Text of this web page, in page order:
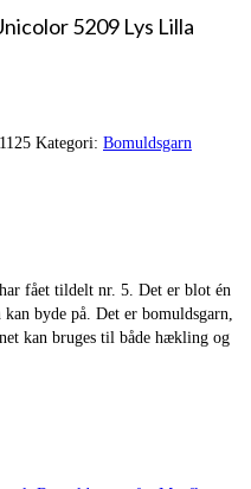
5209 Lys Lilla
Kategori: Bomuldsgarn
fået tildelt nr. 5. Det er blot én
byde på. Det er bomuldsgarn,
kan bruges til både hækling og